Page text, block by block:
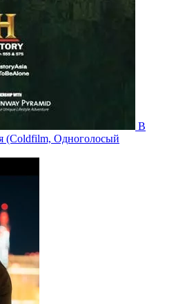
В
(Coldfilm, Одноголосый